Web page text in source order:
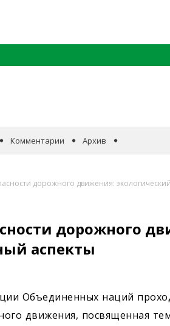
Комментарии Архив
дорожного движения:
дорожного
аспекты
Объединенных наций
движения, посвященная